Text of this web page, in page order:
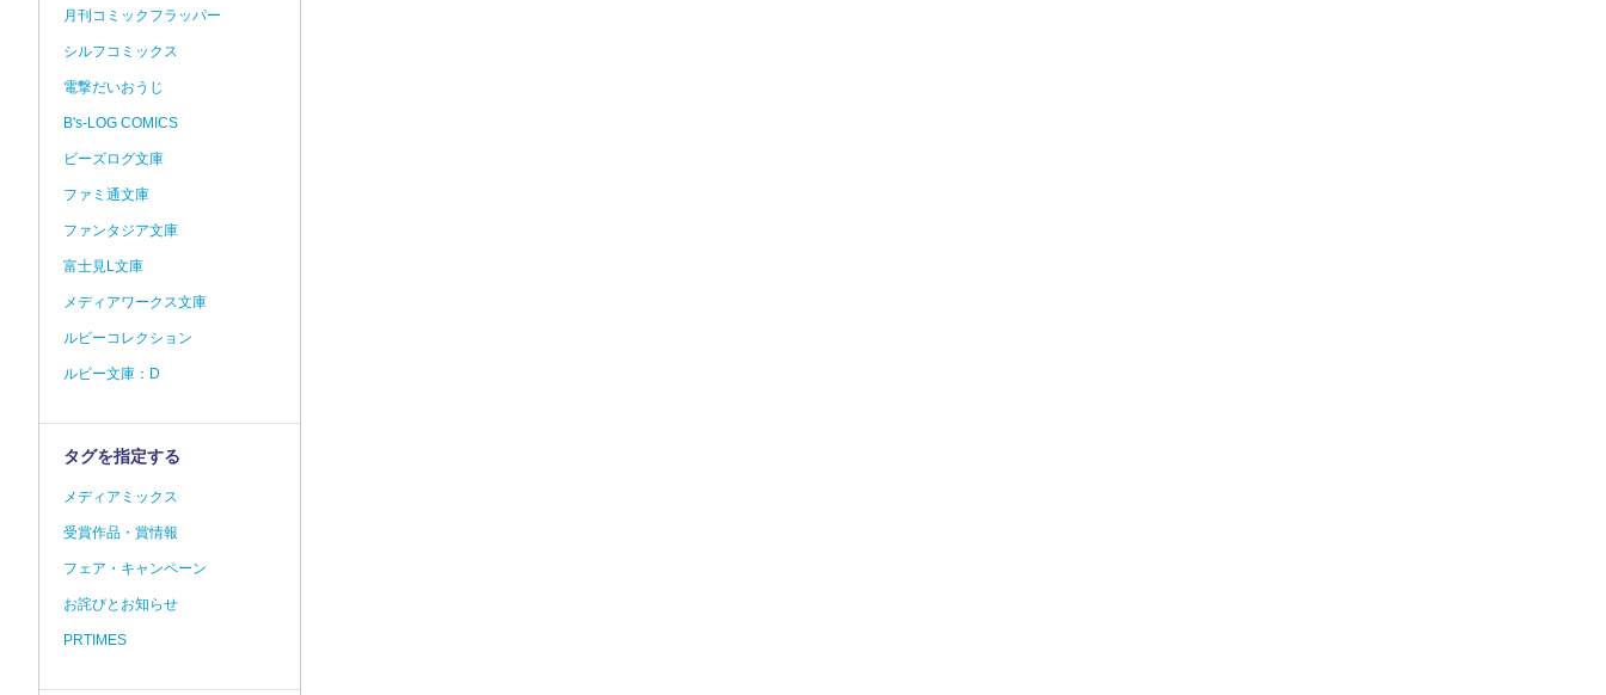
月刊コミックフラッパー
シルフコミックス
電撃だいおうじ
B's-LOG COMICS
ビーズログ文庫
ファミ通文庫
ファンタジア文庫
富士見L文庫
メディアワークス文庫
ルビーコレクション
ルビー文庫：D
タグを指定する
メディアミックス
受賞作品・賞情報
フェア・キャンペーン
お詫びとお知らせ
PRTIMES